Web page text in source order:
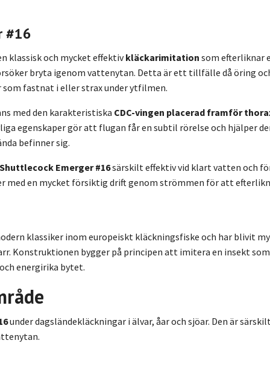
#16
klassisk och mycket effektivkläckarimitation som efterliknar
bryta igenom vattenytan. Detta är ett tillfälle då öring
fastnat i eller strax under ytfilmen.
med den karakteristiska CDC-vingen placerad framför
egenskaper gör att flugan får en subtil rörelse och hjälper
befinner sig.
Shuttlecock Emerger #16särskilt effektiv vid klart vatten och
en mycket försiktig drift genom strömmen för att
klassiker inom europeiskt kläckningsfiske och har blivit
Konstruktionen bygger på principen att imitera en insekt
energirika bytet.
under dagsländekläckningar i älvar, åar och sjöar. Den är